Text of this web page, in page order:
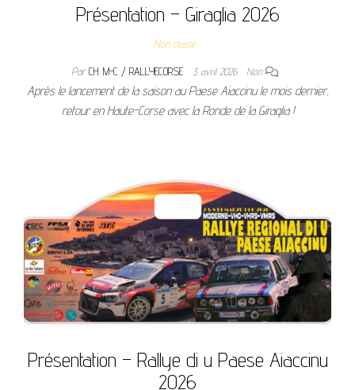
Présentation – Giraglia 2026
Non classé
ParCH. M-C / RALLYECORSE 3 avril 2026 Non
Après le lancement de la saison au Paese Aiaccinu le mois dernier,
retour en Haute-Corse avec la Ronde de la Giraglia !
Présentation – Rallye di u Paese Aiaccinu
2026